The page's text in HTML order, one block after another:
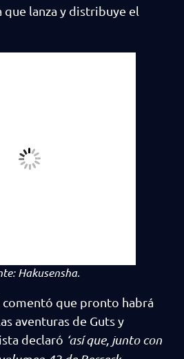
que lanza y distribuye el
Hakusensha.
comentó que pronto habrá
aventuras de Guts y
declaró ‘así que, junto con